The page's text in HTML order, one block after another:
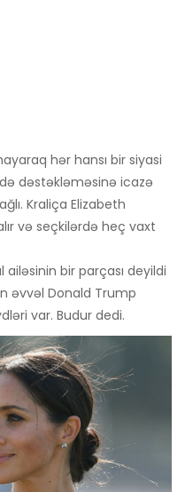
hər hansı bir siyasi
dəstəkləməsinə icazə
Kraliça Elizabeth
və seçkilərdə heç vaxt
bir parçası deyildi
əvvəl Donald Trump
var. Budur dedi.